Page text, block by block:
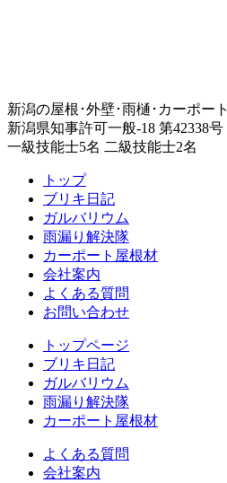
新潟の屋根･外壁･雨樋･カーポート
新潟県知事許可一般-18 第42338号
一級技能士5名 二級技能士2名
トップ
ブリキ日記
ガルバリウム
雨漏り解決隊
カーポート屋根材
会社案内
よくある質問
お問い合わせ
トップページ
ブリキ日記
ガルバリウム
雨漏り解決隊
カーポート屋根材
よくある質問
会社案内